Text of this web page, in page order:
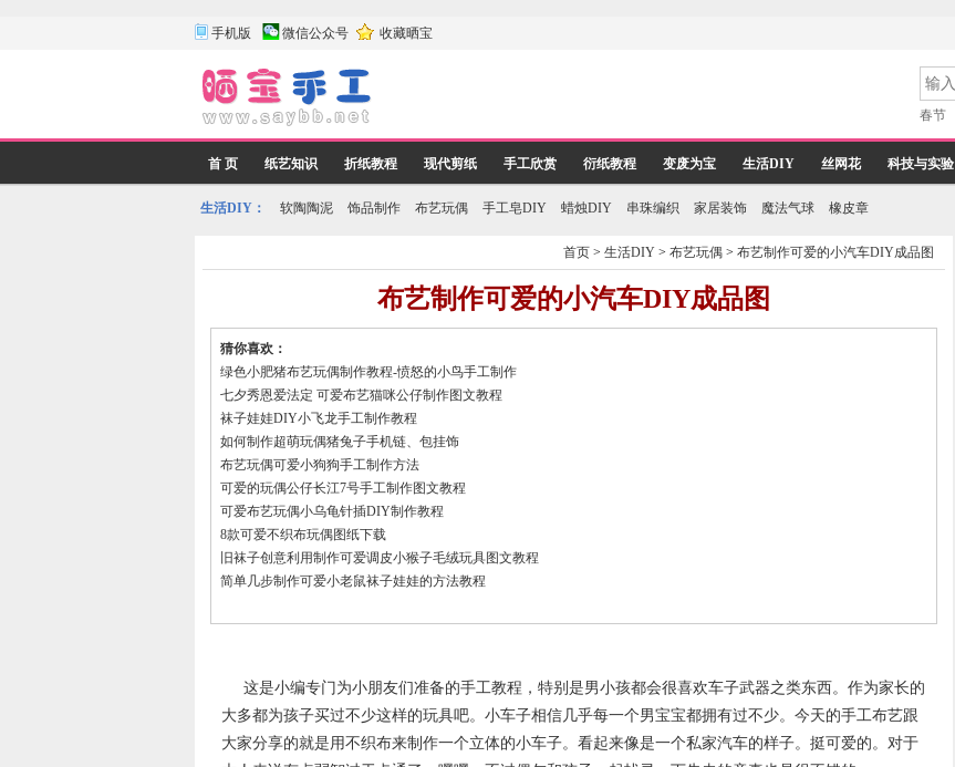
手机版 微信公众号 收藏晒宝
春节
首 页 纸艺知识 折纸教程 现代剪纸 手工欣赏 衍纸教程 变废为宝 生活DIY 丝网花 科技与实验
生活DIY： 软陶陶泥 饰品制作 布艺玩偶 手工皂DIY 蜡烛DIY 串珠编织 家居装饰 魔法气球 橡皮章
首页 >生活DIY >布艺玩偶 >布艺制作可爱的小汽车DIY成品图
布艺制作可爱的小汽车DIY成品图
猜你喜欢：
绿色小肥猪布艺玩偶制作教程-愤怒的小鸟手工制作
七夕秀恩爱法定 可爱布艺猫咪公仔制作图文教程
袜子娃娃DIY小飞龙手工制作教程
如何制作超萌玩偶猪兔子手机链、包挂饰
布艺玩偶可爱小狗狗手工制作方法
可爱的玩偶公仔长江7号手工制作图文教程
可爱布艺玩偶小乌龟针插DIY制作教程
8款可爱不织布玩偶图纸下载
旧袜子创意利用制作可爱调皮小猴子毛绒玩具图文教程
简单几步制作可爱小老鼠袜子娃娃的方法教程
这是小编专门为小朋友们准备的手工教程，特别是男小孩都会很喜欢车子武器之类东西。作为家长的
大多都为孩子买过不少这样的玩具吧。小车子相信几乎每一个男宝宝都拥有过不少。今天的手工布艺跟
大家分享的就是用不织布来制作一个立体的小车子。看起来像是一个私家汽车的样子。挺可爱的。对于